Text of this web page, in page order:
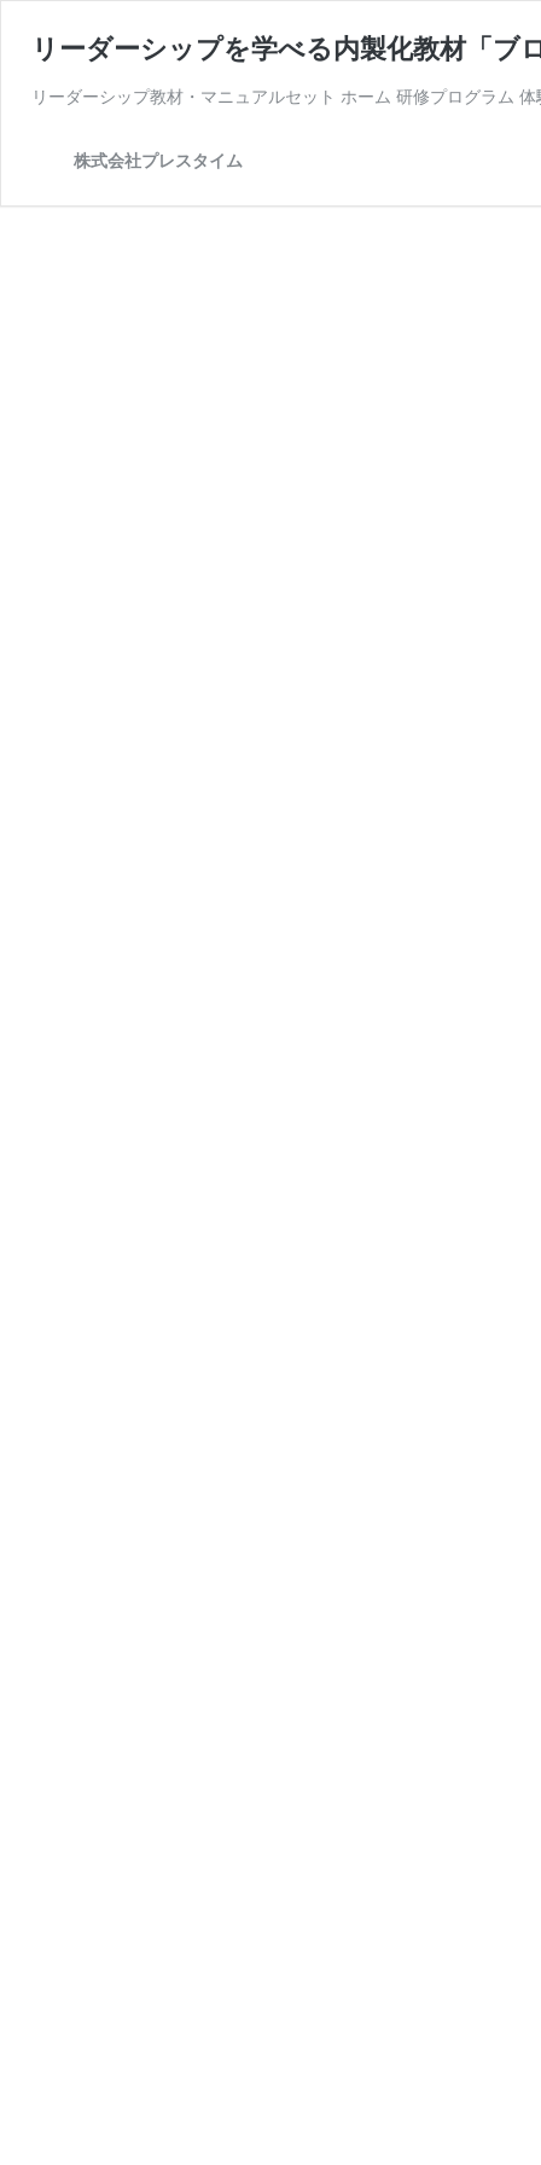
リーダーシップを学べる内製化教材「ブ
リーダーシップ教材・マニュアルセット ホーム 研修プログラム
株式会社プレスタイム